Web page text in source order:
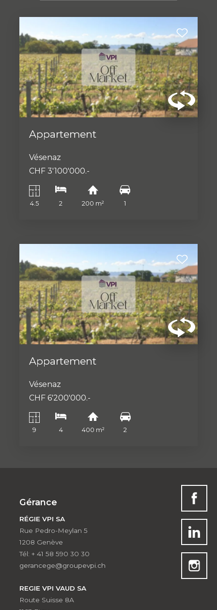
Appartement
Vésenaz
CHF 3'100'000.-
4.5 2 200 m² 1
Appartement
Vésenaz
CHF 6'200'000.-
9 4 400 m² 2
Gérance
RÉGIE VPI SA
Rue Pedro-Meylan 5
1208 Genève
Tél: + 41 58 590 30 30
gerancege@groupevpi.ch
REGIE VPI VAUD SA
Route Suisse 8A